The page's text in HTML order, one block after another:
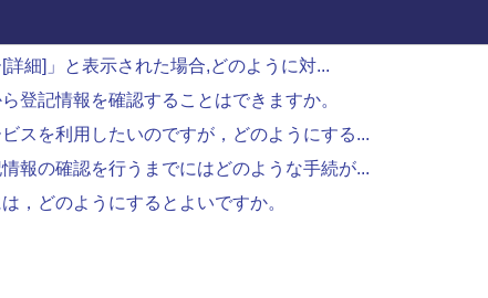
細]」と表示された場合,どのように対...
登記情報を確認することはできますか。
スを利用したいのですが，どのようにする...
報の確認を行うまでにはどのような手続が...
，どのようにするとよいですか。